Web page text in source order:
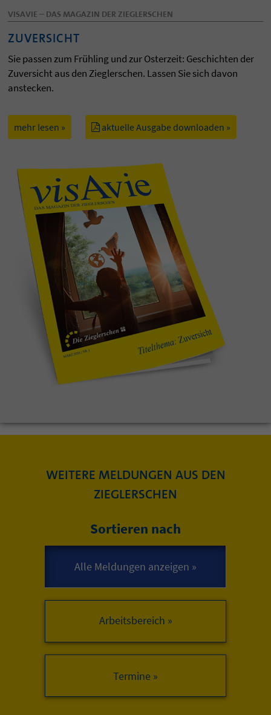
VISAVIE – DAS MAGAZIN DER ZIEGLERSCHEN
ZUVERSICHT
Sie passen zum Frühling und zur Osterzeit: Geschichten der
Zuversicht aus den Zieglerschen. Lassen Sie sich davon
anstecken.
mehr lesen » aktuelle Ausgabe downloaden »
WEITERE MELDUNGEN AUS DEN
ZIEGLERSCHEN
Sortieren nach
Arbeitsbereich »